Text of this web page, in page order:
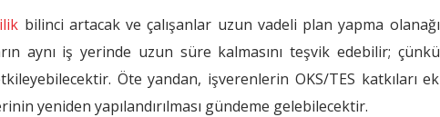
bilinci artacak ve çalışanlar uzun vadeli plan yapma olanağı
aynı iş yerinde uzun süre kalmasını teşvik edebilir; çünkü
Öte yandan, işverenlerin OKS/TES katkıları ek
yeniden yapılandırılması gündeme gelebilecektir.